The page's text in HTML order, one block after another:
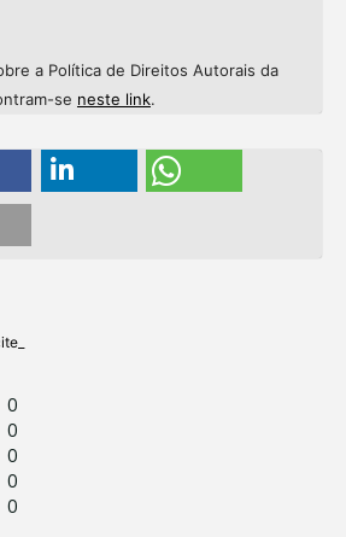
a Política de Direitos Autorais da
se neste link.
0
0
0
0
0